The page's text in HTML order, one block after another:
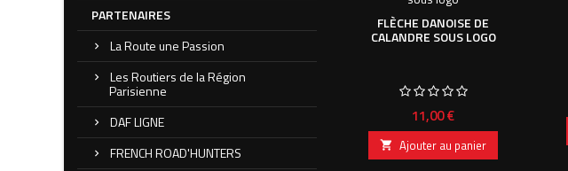
PARTENAIRES
La Route une Passion
Les Routiers de la Région
Parisienne
DAF LIGNE
FRENCH ROAD'HUNTERS
FLÈCHE DANOISE DE
CALANDRE SOUS LOGO
Prix
11,00 €
 Ajouter au panier